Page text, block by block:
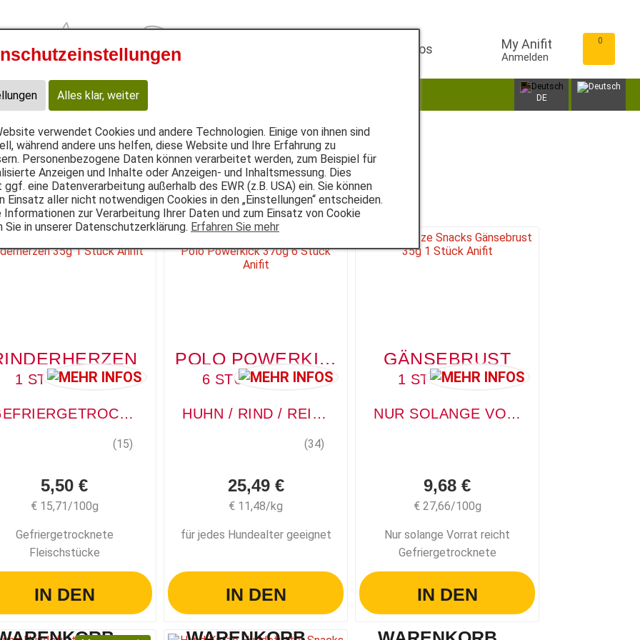
Flocken B.A.R.F.
Katze Provital
Infos My Anifit
Anmelden
0
DE
1 STÜCK, 35G
GEFRIERGETROCKNETE FLEISCHSTÜCKE
(15)
5,50 €
€ 15,71/100g
Gefriergetrocknete
Fleischstücke
IN DEN
POLO POWERKICK
6 STÜCK, 370G
HUHN / RIND / REIS / SUPERFOODS
(34)
25,49 €
€ 11,48/kg
für jedes Hundealter geeignet
IN DEN
GÄNSEBRUST
1 STÜCK, 35G
NUR SOLANGE VORRAT REICHT GEFRIERGETROCKNETE FLEISCHSTÜCKE
9,68 €
€ 27,66/100g
Nur solange Vorrat reicht
Gefriergetrocknete
Fleischstücke
IN DEN
Alles klar, weiter
verwendet Cookies und andere Technologien. Einige von ihnen sind
während andere uns helfen, diese Website und Ihre Erfahrung zu
Personenbezogene Daten können verarbeitet werden, zum Beispiel für
Anzeigen und Inhalte oder Anzeigen- und Inhaltsmessung. Dies
eine Datenverarbeitung außerhalb des EWR (z.B. USA) ein. Sie können
Einsatz aller nicht notwendigen Cookies in den „Einstellungen“ entscheiden.
zur Verarbeitung Ihrer Daten und zum Einsatz von Cookie
Sie in unserer Datenschutzerklärung. Erfahren Sie mehr